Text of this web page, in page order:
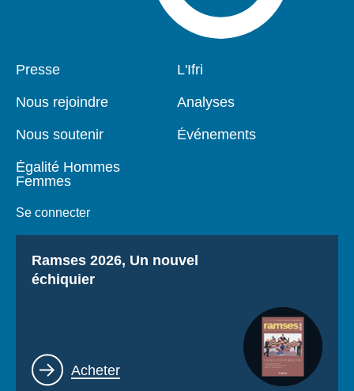
Pied
Presse
Nous rejoindre
Nous soutenir
Égalité Hommes
Femmes
Se connecter
Navigation
L'Ifri
Analyses
Événements
Titre
Ramses 2026, Un nouvel
échiquier
Lien
Acheter